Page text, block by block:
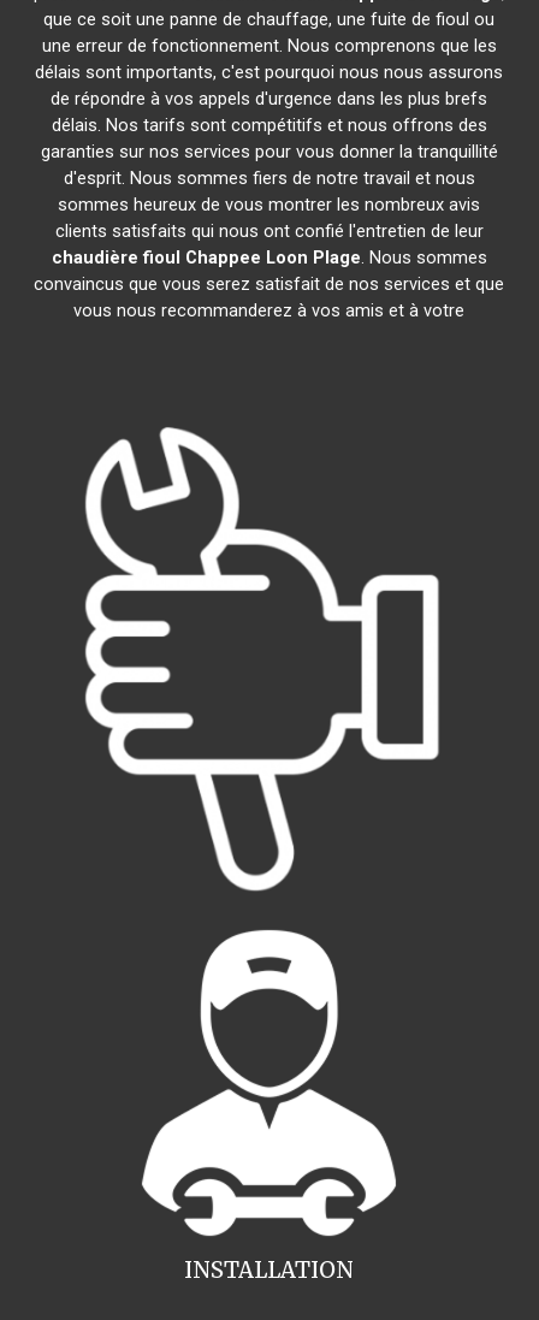
que ce soit une panne de chauffage, une fuite de fioul ou
une erreur de fonctionnement. Nous comprenons que les
délais sont importants, c'est pourquoi nous nous assurons
de répondre à vos appels d'urgence dans les plus brefs
délais. Nos tarifs sont compétitifs et nous offrons des
garanties sur nos services pour vous donner la tranquillité
d'esprit. Nous sommes fiers de notre travail et nous
sommes heureux de vous montrer les nombreux avis
clients satisfaits qui nous ont confié l'entretien de leur
chaudière fioul Chappee Loon Plage. Nous sommes
convaincus que vous serez satisfait de nos services et que
vous nous recommanderez à vos amis et à votre
INSTALLATION